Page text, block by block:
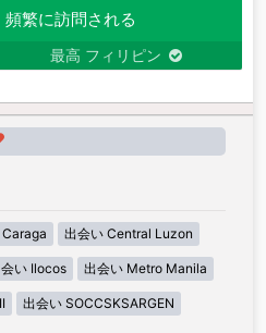
頻繁に訪問される
最高 フィリピン
出会い Central Luzon
い Ilocos 出会い Metro Manila
出会い SOCCSKSARGEN